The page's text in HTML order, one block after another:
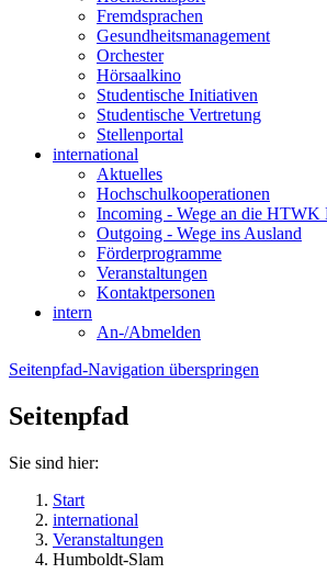
Fremdsprachen
Gesundheitsmanagement
Orchester
Hörsaalkino
Studentische Initiativen
Studentische Vertretung
Stellenportal
international
Aktuelles
Hochschulkooperationen
Incoming - Wege an die HTWK
Outgoing - Wege ins Ausland
Förderprogramme
Veranstaltungen
Kontaktpersonen
intern
An-/Abmelden
Seitenpfad-Navigation überspringen
Seitenpfad
Sie sind hier:
Start
international
Veranstaltungen
Humboldt-Slam